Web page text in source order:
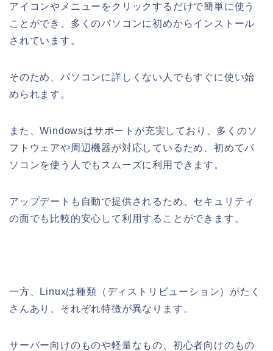
アイコンやメニューをクリックするだけで簡単に使う
ことができ、多くのパソコンに初めからインストール
されています。
そのため、パソコンに詳しくない人でもすぐに使い始
められます。
また、Windowsはサポートが充実しており、多くのソ
フトウェアや周辺機器が対応しているため、初めてパ
ソコンを使う人でもスムーズに利用できます。
アップデートも自動で提供されるため、セキュリティ
の面でも比較的安心して利用することができます。
一方、Linuxは種類（ディストリビューション）がたく
さんあり、それぞれ特徴が異なります。
サーバー向けのものや軽量なもの、初心者向けのもの